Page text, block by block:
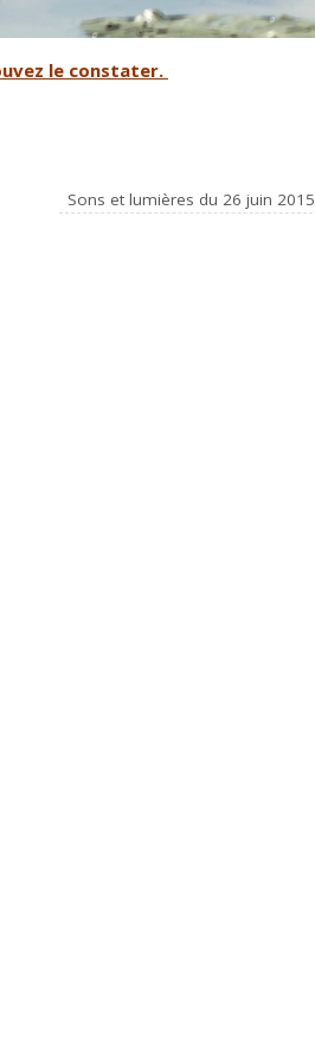
le constater.
Sons et lumières du 26 juin 2015